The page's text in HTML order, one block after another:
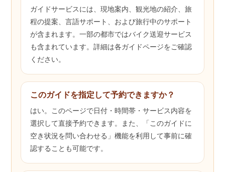
ガイドサービスには、現地案内、観光地の紹介、旅
程の提案、言語サポート、および旅行中のサポート
が含まれます。一部の都市ではバイク送迎サービス
も含まれています。詳細は各ガイドページをご確認
ください。
このガイドを指定して予約できますか？
はい。このページで日付・時間帯・サービス内容を
選択して直接予約できます。また、「このガイドに
空き状況を問い合わせる」機能を利用して事前に確
認することも可能です。